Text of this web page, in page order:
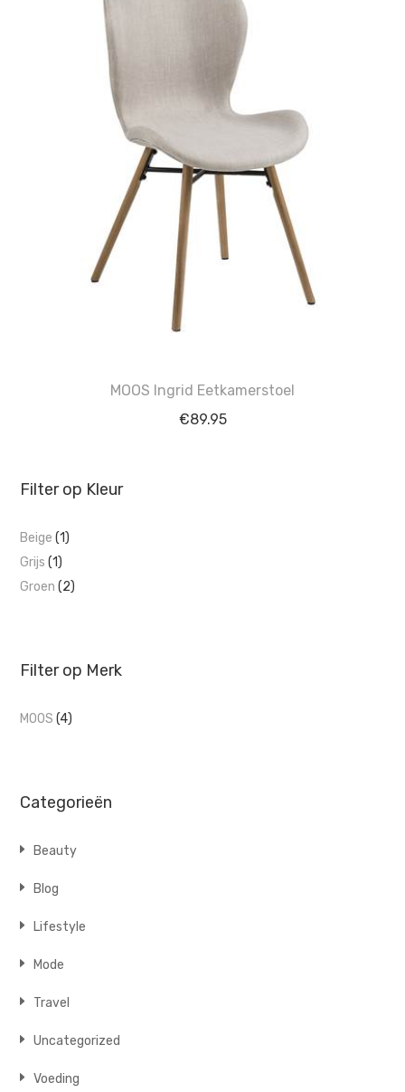
MOOS Ingrid Eetkamerstoel
€89.95
Filter op Kleur
Beige (1)
Grijs (1)
Groen (2)
Filter op Merk
MOOS (4)
Categorieën
Beauty
Blog
Lifestyle
Mode
Travel
Uncategorized
Voeding